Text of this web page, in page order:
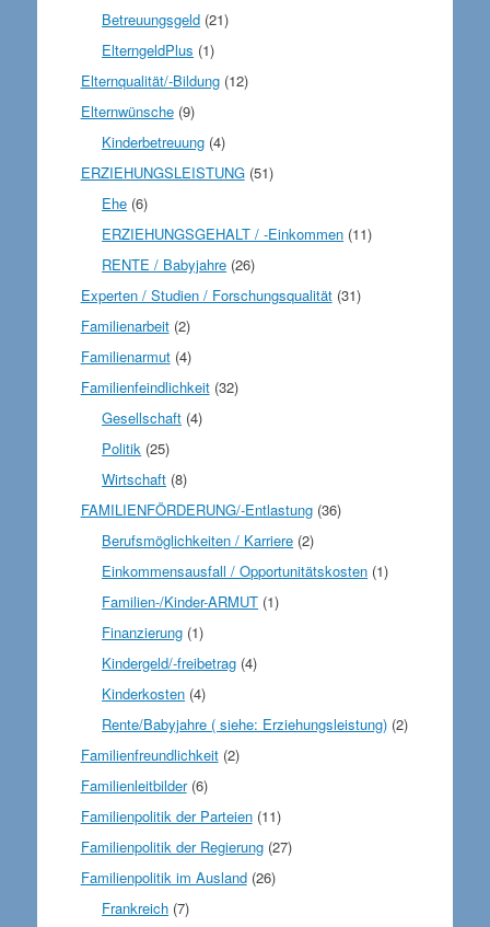
Betreuungsgeld (21)
ElterngeldPlus (1)
Elternqualität/-Bildung(12)
Elternwünsche(9)
Kinderbetreuung (4)
ERZIEHUNGSLEISTUNG(51)
Ehe (6)
ERZIEHUNGSGEHALT / -Einkommen (11)
RENTE / Babyjahre (26)
Experten / Studien / Forschungsqualität(31)
Familienarbeit(2)
Familienarmut(4)
Familienfeindlichkeit(32)
Gesellschaft (4)
Politik (25)
Wirtschaft (8)
FAMILIENFÖRDERUNG/-Entlastung(36)
Berufsmöglichkeiten / Karriere (2)
Einkommensausfall / Opportunitätskosten (1)
Familien-/Kinder-ARMUT (1)
Finanzierung (1)
Kindergeld/-freibetrag (4)
Kinderkosten (4)
Rente/Babyjahre ( siehe: Erziehungsleistung) (2)
Familienfreundlichkeit(2)
Familienleitbilder(6)
Familienpolitik der Parteien(11)
Familienpolitik der Regierung(27)
Familienpolitik im Ausland(26)
Frankreich (7)